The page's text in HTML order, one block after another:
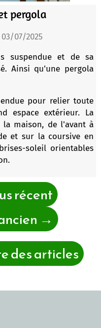
pergola
07/2025
suspendue et de sa
Ainsi qu'une pergola
pour relier toute
espace extérieur. La
maison, de l'avant à
et sur la coursive en
soleil orientables
récent
→
des articles